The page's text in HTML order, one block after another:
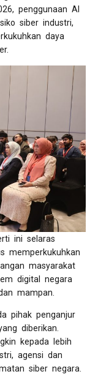
penggunaan AI
siber industri,
daya
ini selaras
memperkukuhkan
masyarakat
digital negara
mampan.
pihak penganjur
diberikan.
kepada lebih
agensi dan
siber negara.